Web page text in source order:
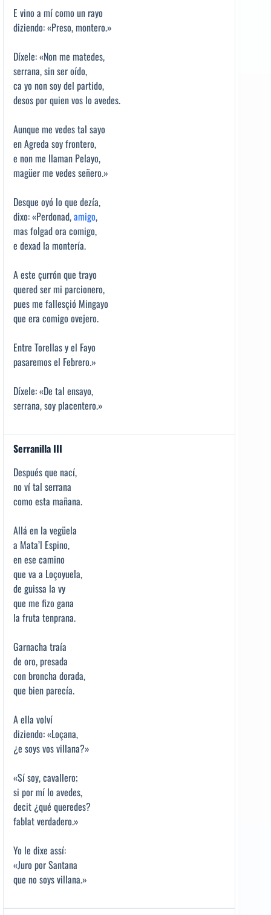
E vino a mí como un rayo
diziendo: «Preso, montero.»
Díxele: «Non me matedes,
serrana, sin ser oído,
ca yo non soy del partido,
desos por quien vos lo avedes.
Aunque me vedes tal sayo
en Agreda soy frontero,
e non me llaman Pelayo,
magüer me vedes señero.»
Desque oyó lo que dezía,
dixo: «Perdonad,amigo,
mas folgad ora comigo,
e dexad la montería.
A este çurrón que trayo
quered ser mi parcionero,
pues me fallesçió Mingayo
que era comigo ovejero.
Entre Torellas y el Fayo
pasaremos el Febrero.»
Díxele: «De tal ensayo,
serrana, soy placentero.»
Serranilla III
Después que nací,
no ví tal serrana
como esta mañana.
Allá en la vegüela
a Mata’l Espino,
en ese camino
que va a Loçoyuela,
de guissa la vy
que me fizo gana
la fruta tenprana.
Garnacha traía
de oro, presada
con broncha dorada,
que bien parecía.
A ella volví
diziendo: «Loçana,
¿e soys vos villana?»
«Sí soy, cavallero;
si por mí lo avedes,
decit ¿qué queredes?
fablat verdadero.»
Yo le dixe assí:
«Juro por Santana
que no soys villana.»